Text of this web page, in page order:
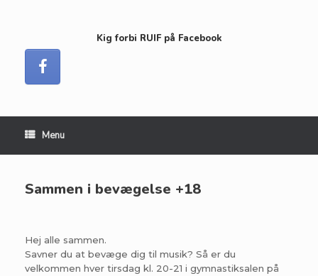
Kig forbi RUIF på Facebook
Menu
Sammen i bevægelse +18
Hej alle sammen.
Savner du at bevæge dig til musik? Så er du
velkommen hver tirsdag kl. 20-21 i gymnastiksalen på